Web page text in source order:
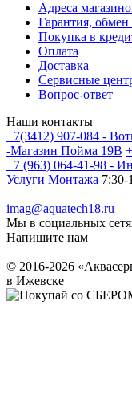
Адреса
Гарантия, обмен
Покупка в
Оплата
Доставка
Сервисные
Вопрос-ответ
Наши контакты
+7(3412) 907-084 -
-Магазин Пойма 19В
+7 (963) 064-41-98 -
Услуги Монтажа 7:30-
imag@aquatech18.ru
Мы в социальных
Напишите нам
© 2016-2026
в Ижевске